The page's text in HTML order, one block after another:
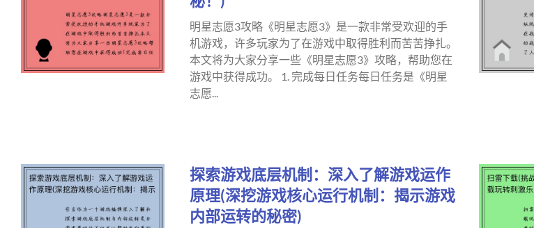
明星志愿3攻略《明星志愿3》是一款非常受欢迎的手
机游戏，许多玩家为了在游戏中取得胜利而苦苦挣扎。
本文将为大家分享一些《明星志愿3》攻略，帮助您在
游戏中获得成功。 1. 完成每日任务每日任务是《明星
志愿...
探索游戏底层机制：深入了解游戏运作
原理(深挖游戏核心运行机制：揭示游戏
内部运转的秘密)